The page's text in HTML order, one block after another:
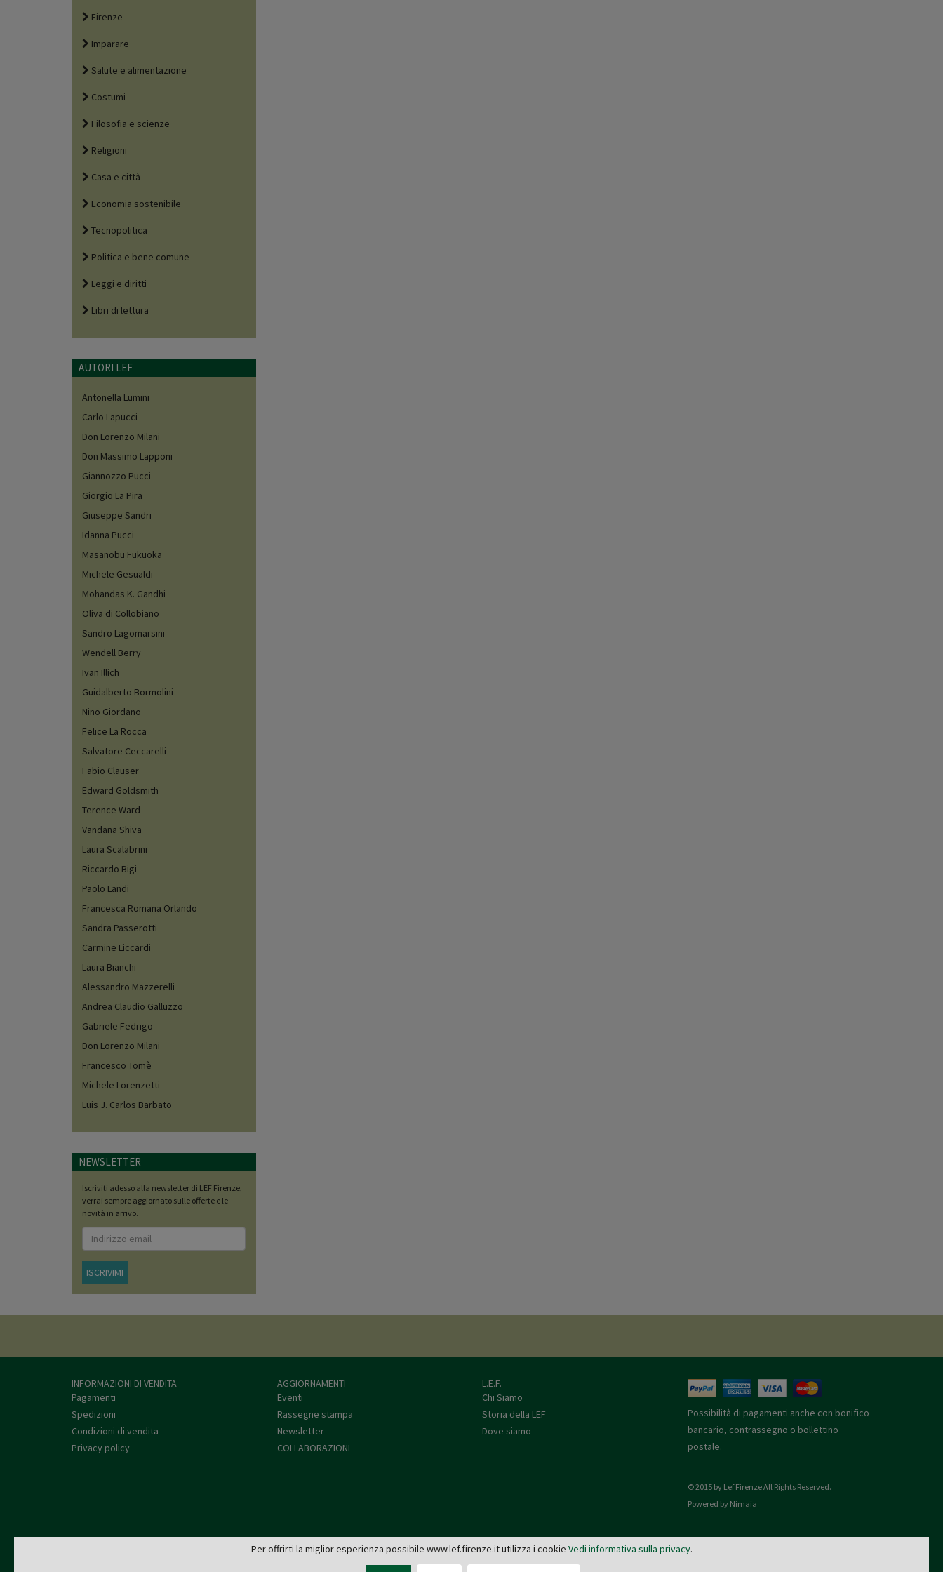
Firenze
Imparare
Salute e alimentazione
Costumi
Filosofia e scienze
Religioni
Casa e città
Economia sostenibile
Tecnopolitica
Politica e bene comune
Leggi e diritti
Libri di lettura
AUTORI LEF
Antonella Lumini
Carlo Lapucci
Don Lorenzo Milani
Don Massimo Lapponi
Giannozzo Pucci
Giorgio La Pira
Giuseppe Sandri
Idanna Pucci
Masanobu Fukuoka
Michele Gesualdi
Mohandas K. Gandhi
Oliva di Collobiano
Sandro Lagomarsini
Wendell Berry
Ivan Illich
Guidalberto Bormolini
Nino Giordano
Felice La Rocca
Salvatore Ceccarelli
Fabio Clauser
Edward Goldsmith
Terence Ward
Vandana Shiva
Laura Scalabrini
Riccardo Bigi
Paolo Landi
Francesca Romana Orlando
Sandra Passerotti
Carmine Liccardi
Laura Bianchi
Alessandro Mazzerelli
Andrea Claudio Galluzzo
Gabriele Fedrigo
Don Lorenzo Milani
Francesco Tomè
Michele Lorenzetti
Luis J. Carlos Barbato
NEWSLETTER
Iscriviti adesso alla newsletter di LEF Firenze,
verrai sempre aggiornato sulle offerte e le
novità in arrivo.
ISCRIVIMI
INFORMAZIONI DI VENDITA
Pagamenti
Spedizioni
Condizioni di vendita
Privacy policy
AGGIORNAMENTI
Eventi
Rassegne stampa
Newsletter
COLLABORAZIONI
L.E.F.
Chi Siamo
Storia della LEF
Dove siamo
Possibilità di pagamenti anche con bonifico
bancario, contrassegno o bollettino
postale.
© 2015 by Lef Firenze All Rights Reserved.
Powered by Nimaia
L.E.F. - Via de' Pucci, 4 - 50122 Firenze
Tel: 055 579921 - Fax: 055 2399342 - C.F. e P.IVA 03745190482 -editrice@lef.firenze.it
Per offrirti la miglior esperienza possibile www.lef.firenze.it utilizza i cookie Vedi informativa sulla privacy.